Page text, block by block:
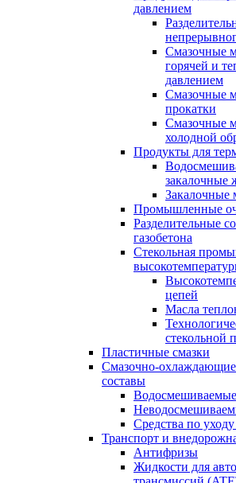
давлением
Смазочные
горячей и
давлением
Смазочные
прокатки
Смазочные
холодной
Продукты для
закалочные
Закалочные
Промышленные
Разделительные
газобетона
Стекольная
цепей
Масла
стекольной
Пластичные смазки
Смазочно-охлаждающие
составы
Средства по
Транспорт и
Антифризы
Жидкости для